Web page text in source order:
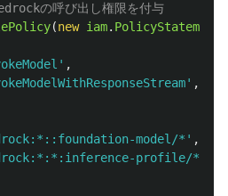
の呼び出し権限を付与
(new iam. PolicyStatement
' ,
' ,
model/* ' ,
profile/*